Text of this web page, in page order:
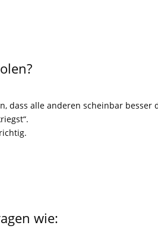
dass alle anderen scheinbar besser
wie: